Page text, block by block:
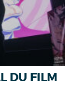
DU FILM